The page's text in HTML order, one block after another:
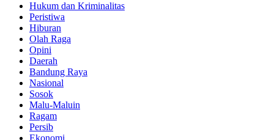
Hukum dan Kriminalitas
Peristiwa
Hiburan
Olah Raga
Opini
Daerah
Bandung Raya
Nasional
Sosok
Malu-Maluin
Ragam
Persib
Ekonomi